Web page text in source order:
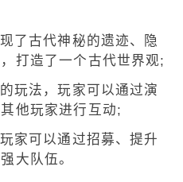
了古代神秘的遗迹、隐
打造了一个古代世界观;
玩法，玩家可以通过演
他玩家进行互动;
家可以通过招募、提升
大队伍。